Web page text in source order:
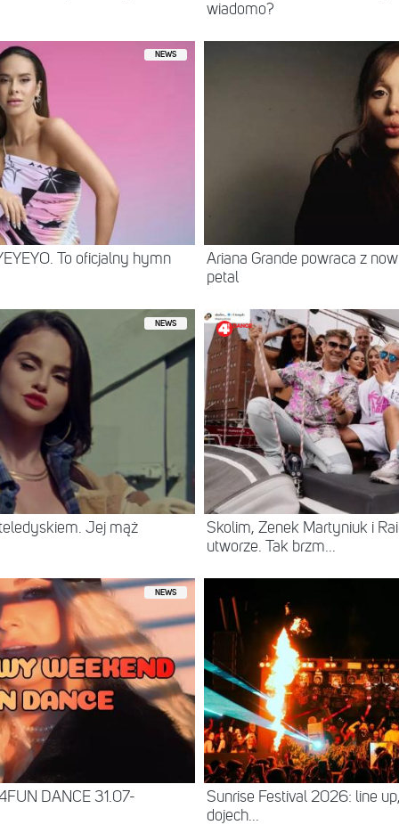
wiadomo?
NEWS
To oficjalny hymn
Ariana Grande powraca z
petal
NEWS
Jej mąż
Skolim, Zenek Martyniuk i
utworze. Tak brzm...
NEWS
DANCE 31.07-
Sunrise Festival 2026: line
dojech...